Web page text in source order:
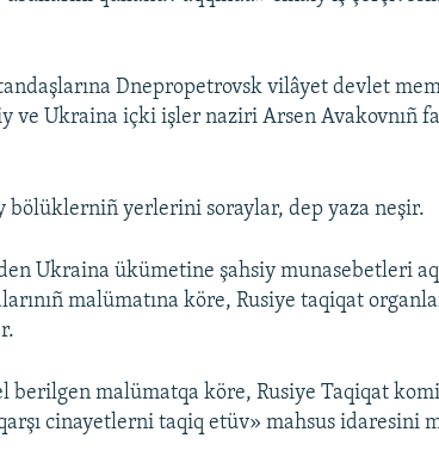
Dnepropetrovsk vilâyet devlet
ve Ukraina içki işler naziri Arsen Avakovnıñ
bölüklerniñ yerlerini soraylar, dep yaza neşir.
Ukraina ükümetine şahsiy munasebetleri
malümatına köre, Rusiye taqiqat
berilgen malümatqa köre, Rusiye Taqiqat
cinayetlerni taqiq etüv» mahsus idaresini